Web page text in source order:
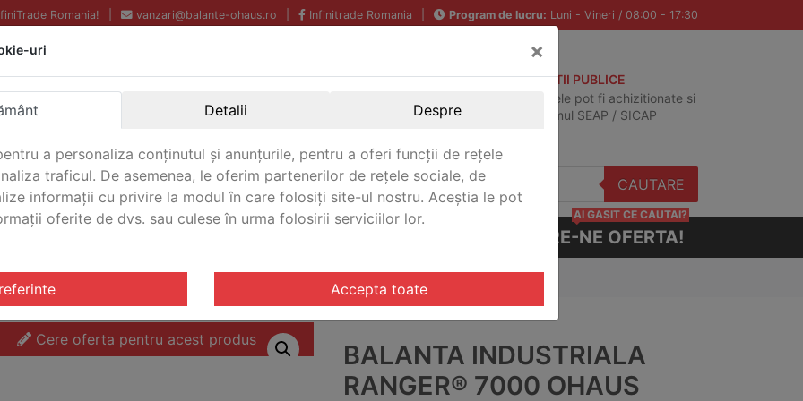
Romania! vanzari@balante-ohaus.ro Infinitrade Romania Program de lucru: Luni - Vineri / 08:00 - 17:30
Echipamente profesionale
pentru laborator.
Garantie Internationala.
ACHIZITII PUBLICE
Produsele pot fi achizitionate si
in sistemul SEAP / SICAP
CAUTARE
CERE-NE OFERTA!
AI GASIT CE CAUTAI?
Ranger® 7000/ Balanta industriala Ranger® 7000 Ohaus R71MD15EU-M
Cere oferta pentru acest produs
BALANTA INDUSTRIALA
RANGER® 7000 OHAUS
uri ×
Detalii Despre
a personaliza conținutul și anunțurile, pentru a oferi funcții de rețele
traficul. De asemenea, le oferim partenerilor de rețele sociale, de
informații cu privire la modul în care folosiți site-ul nostru. Aceștia le pot
oferite de dvs. sau culese în urma folosirii serviciilor lor.
Accepta toate